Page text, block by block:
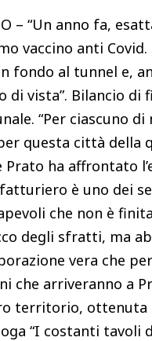
– “Un anno fa,
vaccino anti Covid.
fondo al tunnel e,
di vista”. Bilancio di
“Per ciascuno
questa città della
Prato ha affrontato
è uno dei
che non è
degli sfratti, ma
vera che
che arriveranno a
territorio, ottenuta
“I costanti tavoli